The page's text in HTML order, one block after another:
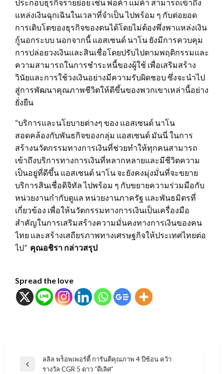
ประกอบธุรกิจรายย่อย เช่น พ่อค้า แม่ค้า สามารถเข้าถึง
แหล่งเงินฉุกเฉินในเวลาที่จำเป็น ไปพร้อม ๆ กับต่อยอด
การเติบโตของธุรกิจของตนได้โดยไม่ต้องพึ่งพาแหล่งเงิน
กู้นอกระบบ นอกจากนี้ แอสเซนด์ นาโน ยังมีการควบคุม
การปล่อยวงเงินและสินเชื่อโดยปรับไปตามพฤติกรรมและ
ความสามารถในการชำระหนี้ของผู้ใช้ เพื่อเสริมสร้าง
วินัยและการใช้วงเงินอย่างมีความรับผิดชอบ ซึ่งจะนำไป
สู่การพัฒนาคุณภาพชีวิตให้ดีขึ้นของพวกเขาเหล่านี้อย่าง
ยั่งยืน
“บริการและนโยบายต่างๆ ของ แอสเซนด์ นาโน
สอดคล้องกับพันธกิจของกลุ่ม แอสเซนด์ มันนี่ ในการ
สร้างนวัตกรรมทางการเงินที่ช่วยทำให้ทุกคนสามารถ
เข้าถึงบริการทางการเงินที่หลากหลายและมีชีวิตความ
เป็นอยู่ที่ดีขึ้น แอสเซนด์ นาโน จะยังคงมุ่งมั่นที่จะขยาย
บริการสินเชื่อดิจิทัล ไปพร้อม ๆ กับขยายความร่วมมือกับ
หน่วยงานกำกับดูแล หน่วยงานภาครัฐ และพันธมิตรที่
เกี่ยวข้อง เพื่อให้นวัตกรรมทางการเงินเป็นเครื่องมือ
สำคัญในการเสริมสร้างความมั่นคงทางการเงินของคน
ไทย และสร้างเสถียรภาพทางเศรษฐกิจให้ประเทศไทยต่อ
ไป” คุณอชิรา กล่าวสรุป
Spread the love
แนะแนว
Previous
ลลิล พร็อพเพอร์ตี้ การันตีคุณภาพ 4 ปีซ้อน คว้า
รางวัล CGR 5 ดาว “ดีเลิศ”